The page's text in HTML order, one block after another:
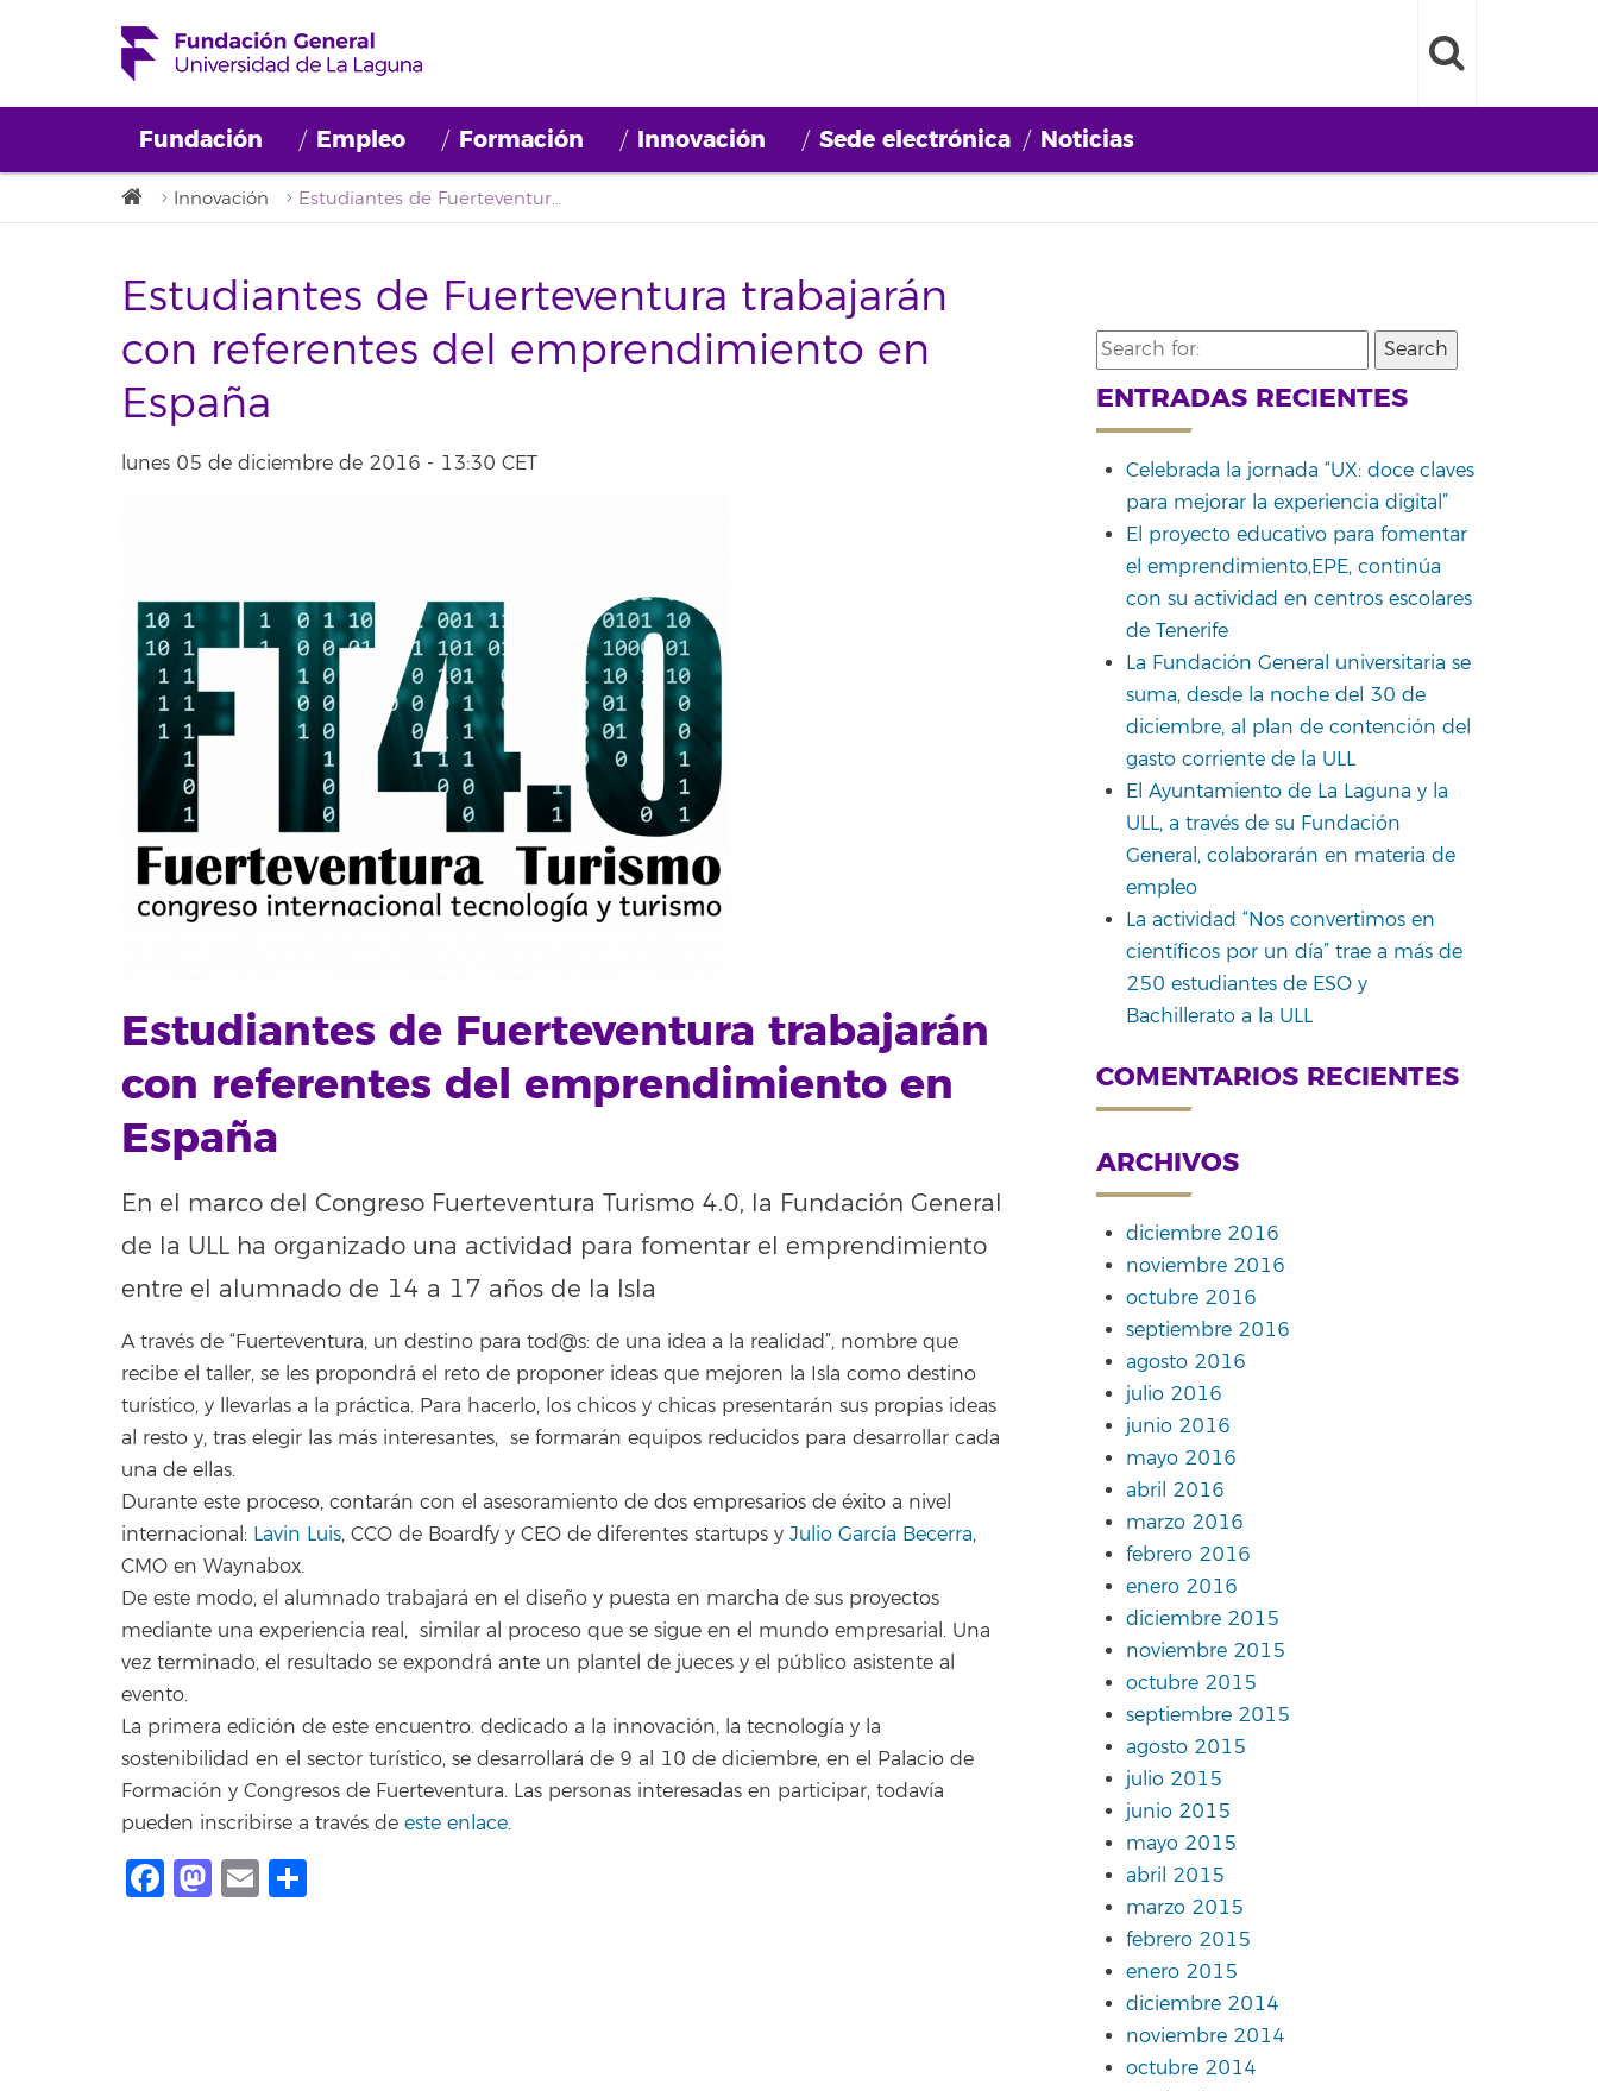
Fundación Empleo Formación Innovación Sede electrónica Noticias
Innovación Estudiantes de Fuerteventura trabajarán con referentes del emprendimiento en España
Estudiantes de Fuerteventura trabajarán
con referentes del emprendimiento en
España
lunes 05 de diciembre de 2016 - 13:30 CET
Estudiantes de Fuerteventura trabajarán
con referentes del emprendimiento en
España
En el marco del Congreso Fuerteventura Turismo 4.0, la Fundación General
de la ULL ha organizado una actividad para fomentar el emprendimiento
entre el alumnado de 14 a 17 años de la Isla
A través de “Fuerteventura, un destino para tod@s: de una idea a la realidad”, nombre que
recibe el taller, se les propondrá el reto de proponer ideas que mejoren la Isla como destino
turístico, y llevarlas a la práctica. Para hacerlo, los chicos y chicas presentarán sus propias ideas
al resto y, tras elegir las más interesantes, se formarán equipos reducidos para desarrollar cada
una de ellas.
Durante este proceso, contarán con el asesoramiento de dos empresarios de éxito a nivel
internacional: Lavin Luis, CCO de Boardfy y CEO de diferentes startups y Julio García Becerra,
CMO en Waynabox.
De este modo, el alumnado trabajará en el diseño y puesta en marcha de sus proyectos
mediante una experiencia real, similar al proceso que se sigue en el mundo empresarial. Una
vez terminado, el resultado se expondrá ante un plantel de jueces y el público asistente al
evento.
La primera edición de este encuentro. dedicado a la innovación, la tecnología y la
sostenibilidad en el sector turístico, se desarrollará de 9 al 10 de diciembre, en el Palacio de
Formación y Congresos de Fuerteventura. Las personas interesadas en participar, todavía
pueden inscribirse a través de este enlace.
Facebook
Mastodon
Email
Search
for:
ENTRADAS RECIENTES
Celebrada la jornada “UX: doce claves
para mejorar la experiencia digital”
El proyecto educativo para fomentar
el emprendimiento,EPE, continúa
con su actividad en centros escolares
de Tenerife
La Fundación General universitaria se
suma, desde la noche del 30 de
diciembre, al plan de contención del
gasto corriente de la ULL
El Ayuntamiento de La Laguna y la
ULL, a través de su Fundación
General, colaborarán en materia de
empleo
La actividad “Nos convertimos en
científicos por un día” trae a más de
250 estudiantes de ESO y
Bachillerato a la ULL
COMENTARIOS RECIENTES
ARCHIVOS
diciembre 2016
noviembre 2016
octubre 2016
septiembre 2016
agosto 2016
julio 2016
junio 2016
mayo 2016
abril 2016
marzo 2016
febrero 2016
enero 2016
diciembre 2015
noviembre 2015
octubre 2015
septiembre 2015
agosto 2015
julio 2015
junio 2015
mayo 2015
abril 2015
marzo 2015
febrero 2015
enero 2015
diciembre 2014
noviembre 2014
octubre 2014